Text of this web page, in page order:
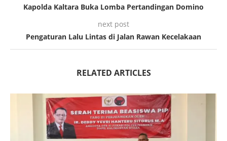
Kapolda Kaltara Buka Lomba Pertandingan Domino
next post
Pengaturan Lalu Lintas di Jalan Rawan Kecelakaan
RELATED ARTICLES